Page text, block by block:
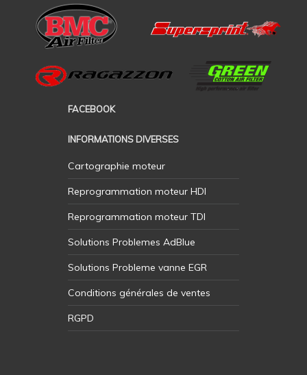
FACEBOOK
INFORMATIONS DIVERSES
Cartographie moteur
Reprogrammation moteur HDI
Reprogrammation moteur TDI
Solutions Problemes AdBlue
Solutions Probleme vanne EGR
Conditions générales de ventes
RGPD